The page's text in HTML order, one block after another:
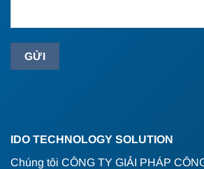
IDO TECHNOLOGY SOLUTION
Chúng tôi CÔNG TY GIẢI PHÁP